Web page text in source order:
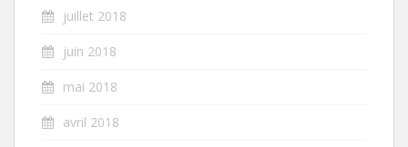
juillet 2018
juin 2018
mai 2018
avril 2018